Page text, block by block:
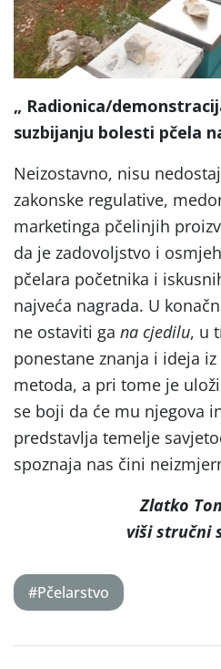
„ Radionica/
suzbijanju bolesti pčela
Neizostavno, nisu
zakonske regulative,
marketinga pčelinjih
da je zadovoljstvo i
pčelara početnika i
najveća nagrada. U
ne ostaviti ga na cjedilu, u
ponestane znanja i ideja
metoda, a pri tome je
se boji da će mu njegova
predstavlja temelje
spoznaja nas čini
Zlatko
viši stručni
#Pčelarstvo